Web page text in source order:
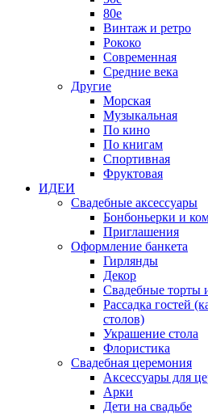
80е
Винтаж и ретро
Рококо
Современная
Средние века
Другие
Морская
Музыкальная
По кино
По книгам
Спортивная
Фруктовая
ИДЕИ
Свадебные аксессуары
Бонбоньерки и
Приглашения
Оформление банкета
Гирлянды
Декор
Свадебные торты
Рассадка гостей
столов)
Украшение стола
Флористика
Свадебная церемония
Аксессуары для
Арки
Дети на свадьбе